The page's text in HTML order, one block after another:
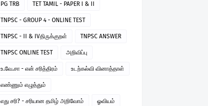
PG TRB TET TAMIL - PAPER I & II
TNPSC - GROUP 4 - ONLINE TEST
TNPSC - II & IVதிருக்குறள் TNPSC ANSWER
TNPSC ONLINE TEST அறிவிப்பு
உ.வே.சா - என் சரித்திரம் உடற்கல்வி வினாத்தாள்
எண்ணும் எழுத்தும்
எது சரி? - சரியான தமிழ் அறிவோம் ஓவியம்